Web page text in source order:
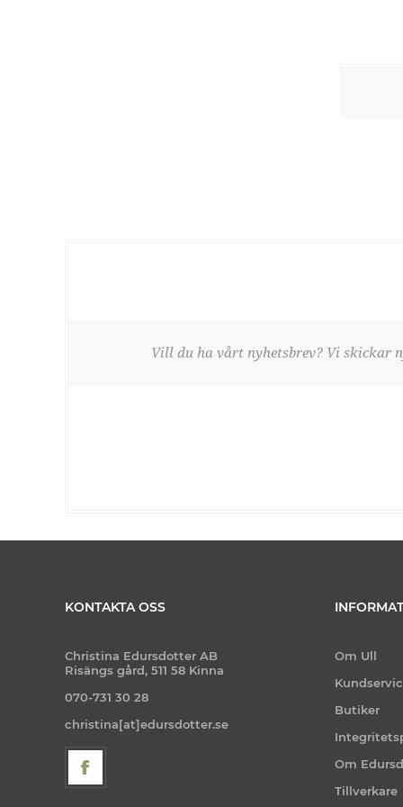
Vill du ha vårt nyhetsbrev? Vi skickar
KONTAKTA OSS
Christina Edursdotter AB
Risängs gård, 511 58 Kinna
070-731 30 28
christina[at]edursdotter.se
Om Ull
Butiker
Om
Tillverkare